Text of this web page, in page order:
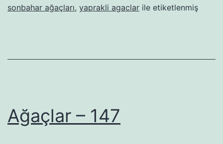
sonbahar ağaçları, yaprakli agaclar ile etiketlenmiş
Ağaçlar – 147